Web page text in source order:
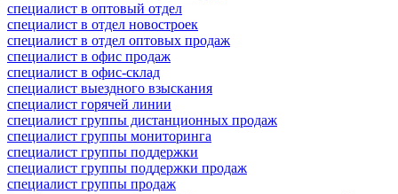
специалист в оптовый отдел
специалист в отдел новостроек
специалист в отдел оптовых продаж
специалист в офис продаж
специалист в офис-склад
специалист выездного взыскания
специалист горячей линии
специалист группы дистанционных продаж
специалист группы мониторинга
специалист группы поддержки
специалист группы поддержки продаж
специалист группы продаж